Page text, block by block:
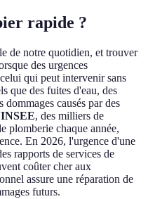
rapide ?
de notre quotidien, et trouver
des urgences
qui peut intervenir sans
que des fuites d'eau, des
dommages causés par des
, des milliers de
plomberie chaque année,
En 2026, l'urgence d'une
rapports de services de
coûter cher aux
assure une réparation de
futurs.